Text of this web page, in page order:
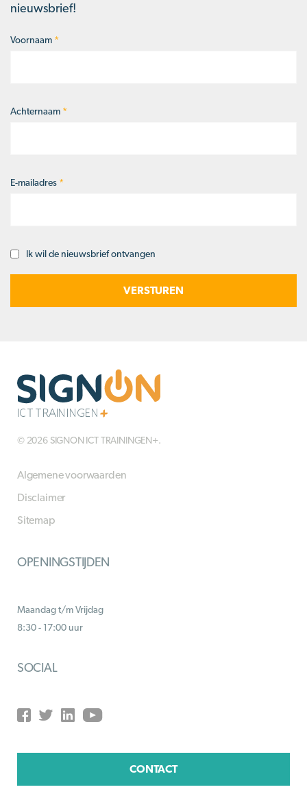
nieuwsbrief!
Naam*
Voornaam *
Achternaam *
E-mailadres *
Opt-Ik wil de nieuwsbrief ontvangen
© 2026 SIGNON ICT TRAININGEN+.
Algemene voorwaarden
Disclaimer
Sitemap
OPENINGSTIJDEN
Maandag t/m Vrijdag
8:30 - 17:00 uur
SOCIAL
CONTACT